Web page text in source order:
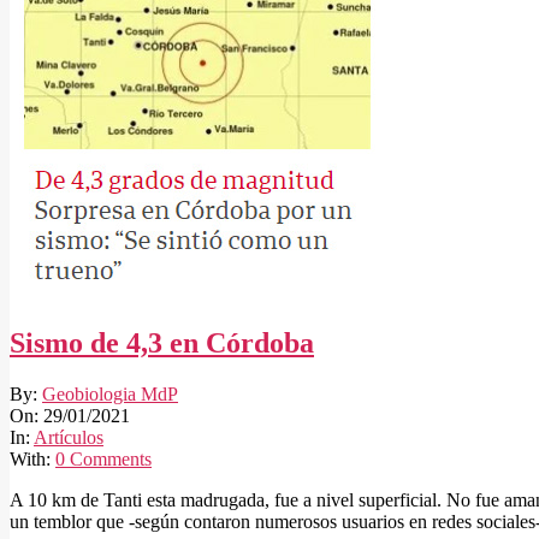
Sismo de 4,3 en Córdoba
2021-
01-
29
By: Geobiologia MdP
On: 29/01/2021
In: Artículos
With: 0 Comments
A 10 km de Tanti esta madrugada, fue a nivel superficial. No fue
un temblor que -según contaron numerosos usuarios en redes